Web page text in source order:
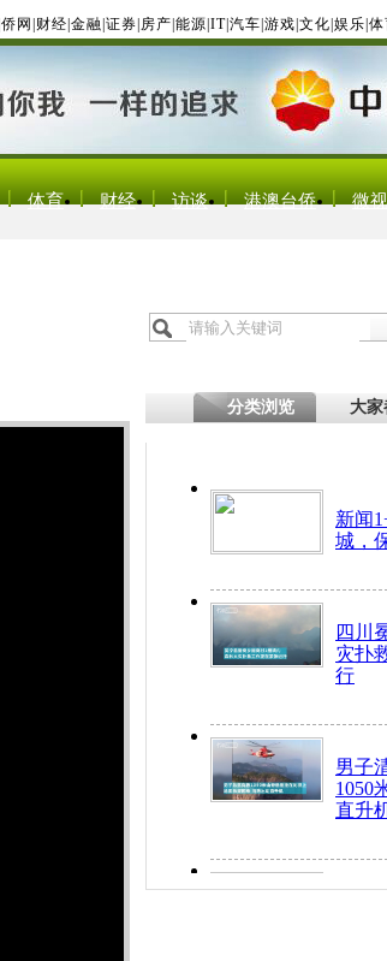
侨网 财经 金融 证券 房产 能源 IT| 汽车 游戏 文化 娱乐 体
体育 财经 访谈 港澳台侨 微
分类浏览 大
新闻
城，
四川
灾扑
行
男子
1050
直升